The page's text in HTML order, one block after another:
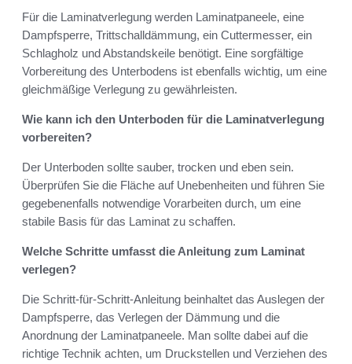
Für die Laminatverlegung werden Laminatpaneele, eine
Dampfsperre, Trittschalldämmung, ein Cuttermesser, ein
Schlagholz und Abstandskeile benötigt. Eine sorgfältige
Vorbereitung des Unterbodens ist ebenfalls wichtig, um eine
gleichmäßige Verlegung zu gewährleisten.
Wie kann ich den Unterboden für die Laminatverlegung
vorbereiten?
Der Unterboden sollte sauber, trocken und eben sein.
Überprüfen Sie die Fläche auf Unebenheiten und führen Sie
gegebenenfalls notwendige Vorarbeiten durch, um eine
stabile Basis für das Laminat zu schaffen.
Welche Schritte umfasst die Anleitung zum Laminat
verlegen?
Die Schritt-für-Schritt-Anleitung beinhaltet das Auslegen der
Dampfsperre, das Verlegen der Dämmung und die
Anordnung der Laminatpaneele. Man sollte dabei auf die
richtige Technik achten, um Druckstellen und Verziehen des